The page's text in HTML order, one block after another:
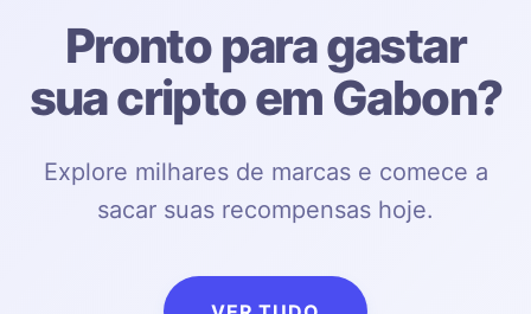
Pronto para gastar
sua cripto em Gabon?
Explore milhares de marcas e comece a
sacar suas recompensas hoje.